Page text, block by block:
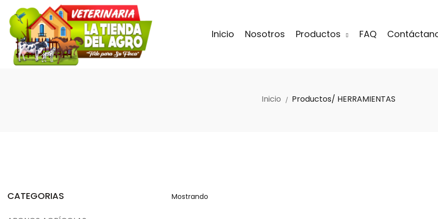
Inicio Nosotros Productos FAQ
Inicio Productos/ HERRAMIENTAS
Mostrando
CATEGORIAS